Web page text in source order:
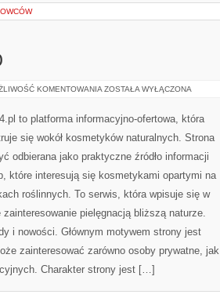
KOMENTOWANIA KOSMETYKI
ZOSTAŁA WYŁĄCZONA
to platforma informacyjno-ofertowa, która
się wokół kosmetyków naturalnych. Strona
odbierana jako praktyczne źródło informacji
które interesują się kosmetykami opartymi na
roślinnych. To serwis, która wpisuje się w
zainteresowanie pielęgnacją bliższą naturze.
i nowości. Głównym motywem strony jest
zainteresować zarówno osoby prywatne, jak
Charakter strony jest […]